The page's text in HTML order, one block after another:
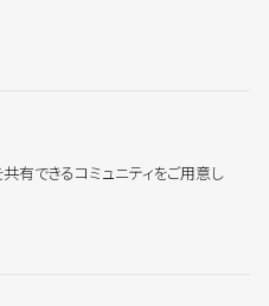
有できるコミュニティをご用意し